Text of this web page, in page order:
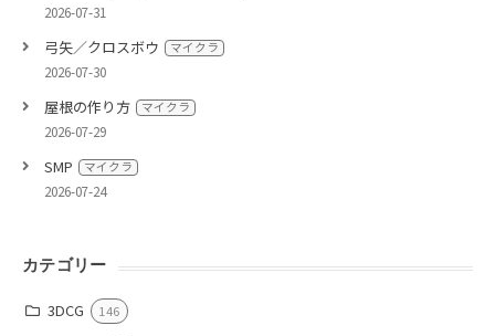
2026-07-31
弓矢／クロスボウ マイクラ
2026-07-30
屋根の作り方 マイクラ
2026-07-29
SMP マイクラ
2026-07-24
カテゴリー
3DCG 146